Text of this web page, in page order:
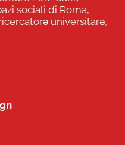
sociali di Roma,
universitarə,